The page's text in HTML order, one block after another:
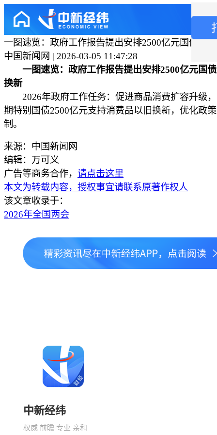
一图速览：政府工作报告提出安排2500亿元国债支
中国新闻网 | 2026-03-05 11:47:28
一图速览：政府工作报告提出安排2500亿元国
换新
2026年政府工作任务：促进商品消费扩容升级
期特别国债2500亿元支持消费品以旧换新，优化政
制。
来源：中国新闻网
编辑：万可义
广告等商务合作， 请点击这里
本文为转载内容，授权事宜请联系原著作权人
该文章收录于：
2026年全国两会
中新经纬
权威 前瞻 专业 亲和